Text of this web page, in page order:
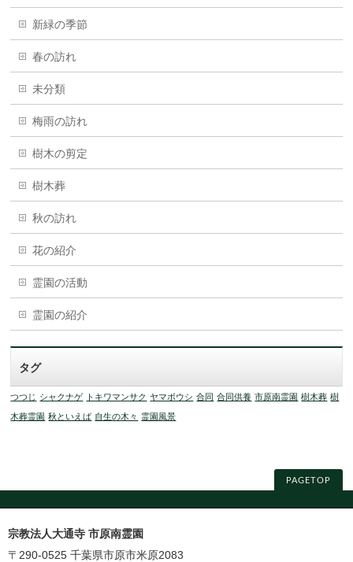
新緑の季節
春の訪れ
未分類
梅雨の訪れ
樹木の剪定
樹木葬
秋の訪れ
花の紹介
霊園の活動
霊園の紹介
タグ
つつじ シャクナゲ トキワマンサク ヤマボウシ 合同 合同供養 市原南霊園 樹木葬 樹
木葬霊園 秋といえば 自生の木々 霊園風景
PAGETOP
宗教法人大通寺 市原南霊園
〒290-0525 千葉県市原市米原2083